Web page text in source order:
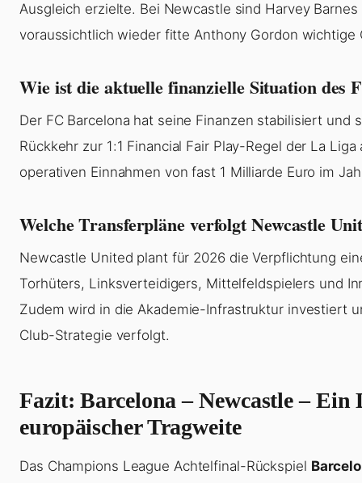
Ausgleich erzielte. Bei Newcastle sind Harvey Barnes
voraussichtlich wieder fitte Anthony Gordon wichtige
Wie ist die aktuelle finanzielle Situation des
Der FC Barcelona hat seine Finanzen stabilisiert und
Rückkehr zur 1:1 Financial Fair Play-Regel der La
operativen Einnahmen von fast 1 Milliarde Euro im
Welche Transferpläne verfolgt Newcastle
Newcastle United plant für 2026 die Verpflichtung
Torhüters, Linksverteidigers, Mittelfeldspielers und
Zudem wird in die Akademie-Infrastruktur investiert
Club-Strategie verfolgt.
Fazit: Barcelona – Newcastle – Ein
europäischer Tragweite
Das Champions League Achtelfinal-Rückspiel